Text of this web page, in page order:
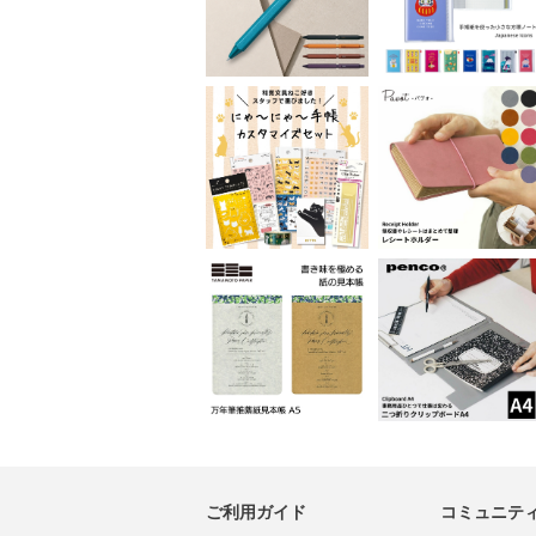
ご利用ガイド コミュニテ